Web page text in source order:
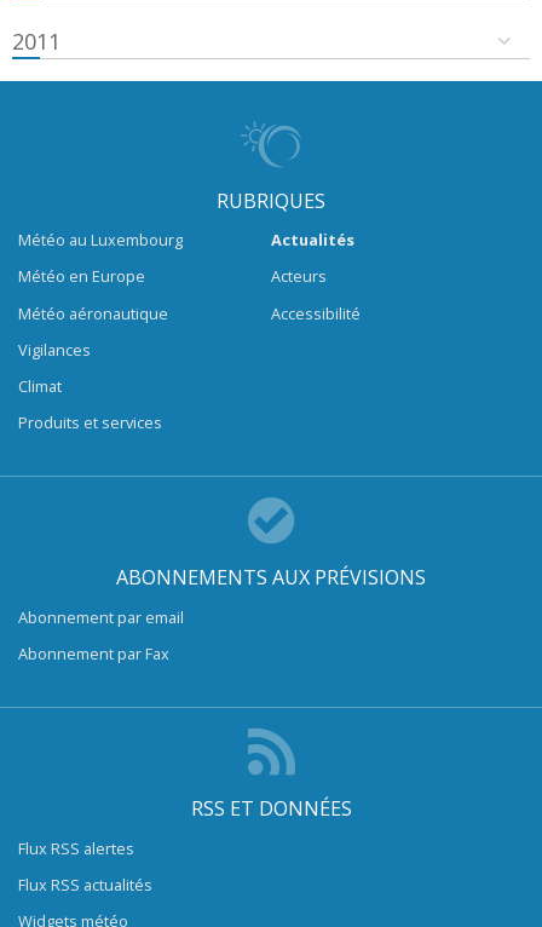
2011
RUBRIQUES
Météo au Luxembourg
Météo en Europe
Météo aéronautique
Vigilances
Climat
Produits et services
Actualités
Acteurs
Accessibilité
ABONNEMENTS AUX PRÉVISIONS
Abonnement par email
Abonnement par Fax
RSS ET DONNÉES
Flux RSS alertes
Flux RSS actualités
Widgets météo